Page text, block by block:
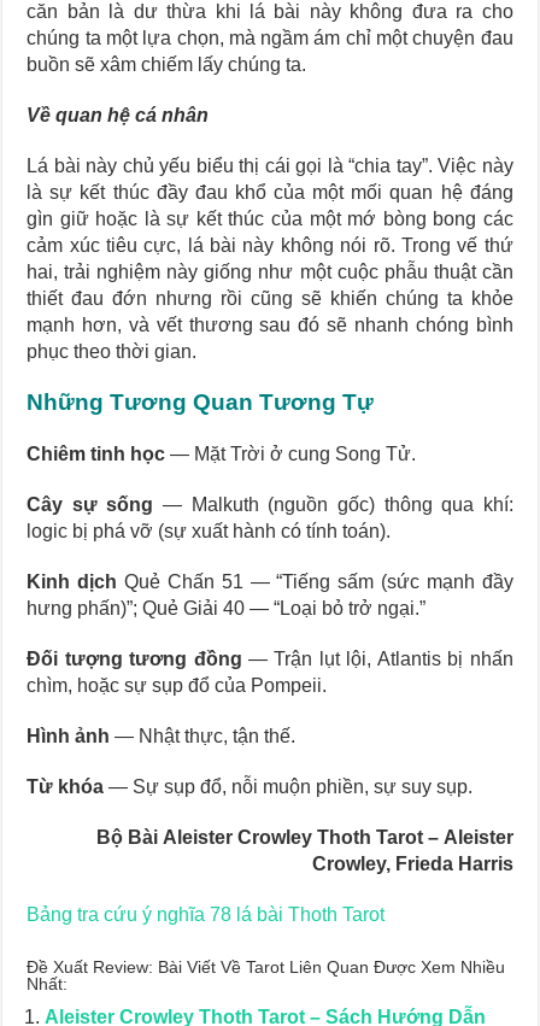
căn bản là dư thừa khi lá bài này không đưa ra cho
chúng ta một lựa chọn, mà ngầm ám chỉ một chuyện đau
buồn sẽ xâm chiếm lấy chúng ta.
Về quan hệ cá nhân
Lá bài này chủ yếu biểu thị cái gọi là “chia tay”. Việc này
là sự kết thúc đầy đau khổ của một mối quan hệ đáng
gìn giữ hoặc là sự kết thúc của một mớ bòng bong các
cảm xúc tiêu cực, lá bài này không nói rõ. Trong vế thứ
hai, trải nghiệm này giống như một cuộc phẫu thuật cần
thiết đau đớn nhưng rồi cũng sẽ khiến chúng ta khỏe
mạnh hơn, và vết thương sau đó sẽ nhanh chóng bình
phục theo thời gian.
Những Tương Quan Tương Tự
Chiêm tinh học— Mặt Trời ở cung Song Tử.
Cây sự sống— Malkuth (nguồn gốc) thông qua khí:
logic bị phá vỡ (sự xuất hành có tính toán).
Kinh dịch Quẻ Chấn 51 — “Tiếng sấm (sức mạnh đầy
hưng phấn)”; Quẻ Giải 40 — “Loại bỏ trở ngại.”
Đối tượng tương đồng— Trận lụt lội, Atlantis bị nhấn
chìm, hoặc sự sụp đổ của Pompeii.
Hình ảnh— Nhật thực, tận thế.
Từ khóa— Sự sụp đổ, nỗi muộn phiền, sự suy sụp.
Bộ Bài Aleister Crowley Thoth Tarot – Aleister
Crowley, Frieda Harris
Bảng tra cứu ý nghĩa 78 lá bài Thoth Tarot
Đề Xuất Review: Bài Viết Về Tarot Liên Quan Được Xem Nhiều
Nhất:
Aleister Crowley Thoth Tarot – Sách Hướng Dẫn